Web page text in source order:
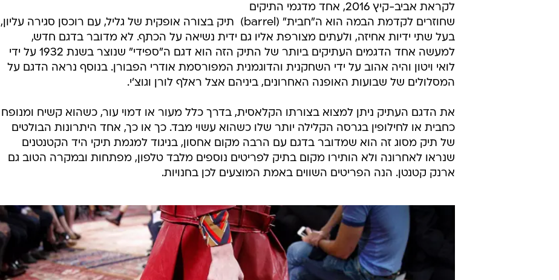
לקראת אביב-קיץ 2016, אחד מדגמי התיקים
שחוזרים לקדמת הבמה הוא ה"חבית" (barrel)  תיק בצורה אופקית של גליל, עם רוכסן סגירה עליון,
בעל שתי ידיות אחיזה, ולעתים מצורפת אליו גם ידית נשיאה על הכתף. לא מדובר בדגם חדש,
למעשה אחד הדגמים העתיקים ביותר של התיק הזה הוא דגם ה"ספידי" שנוצר בשנת 1932 על ידי
לואי ויטון והיה אהוב על ידי השחקנית והדוגמנית המפורסמת אודרי הפבורן. בנוסף נראה הדגם על
המסלולים של שבועות האופנה האחרונים, ביניהם אצל ראלף לורן וגוצ'י.
את הדגם העתיק ניתן למצוא בצורתו הקלאסית, בדרך כלל מעור או דמוי עור, כשהוא קשיח ומנופח
כחבית או לחילופין בגרסה הקלילה יותר שלו כשהוא עשוי מבד. כך או כך, אחד היתרונות הבולטים
של תיק מסוג זה הוא שמדובר בדגם עם הרבה מקום אחסון, בניגוד למגמת תיקי היד הקטנטנים
שנראו לאחרונה ולא הותירו מקום בתיק לפריטים נוספים מלבד טלפון, מפתחות ובמקרה הטוב גם
ארנק קטנטן. הנה הפריטים השווים באמת המוצעים לכן בחנויות.